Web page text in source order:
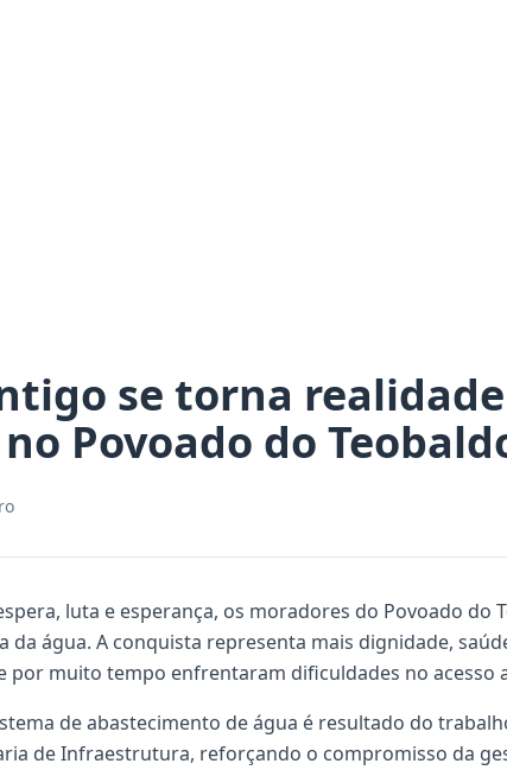
se torna
Povoado do
luta e esperança, os moradores do Povoado do
da água. A conquista representa mais dignidade,
por muito tempo enfrentaram dificuldades no acesso
de abastecimento de água é resultado do
de Infraestrutura, reforçando o compromisso da